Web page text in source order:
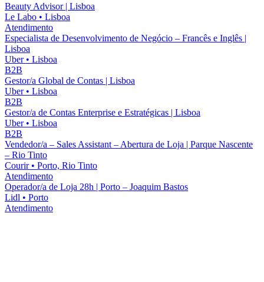
Beauty Advisor | Lisboa
Le Labo • Lisboa
Atendimento
Especialista de Desenvolvimento de Negócio – Francês e Inglês |
Lisboa
Uber • Lisboa
B2B
Gestor/a Global de Contas | Lisboa
Uber • Lisboa
B2B
Gestor/a de Contas Enterprise e Estratégicas | Lisboa
Uber • Lisboa
B2B
Vendedor/a – Sales Assistant – Abertura de Loja | Parque Nascente
– Rio Tinto
Courir • Porto, Rio Tinto
Atendimento
Operador/a de Loja 28h | Porto – Joaquim Bastos
Lidl • Porto
Atendimento